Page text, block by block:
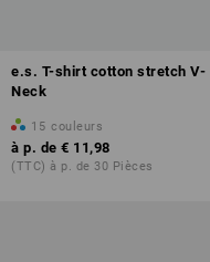
e.s. T-shirt cotton stretch V-
Neck
15 couleurs
à p. de € 11,98
(TTC) à p. de 30 Pièces